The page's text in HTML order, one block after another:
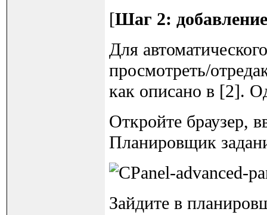
[Шаг 2:
Для
просмотреть/
как описано в [2].
Откройте браузер,
Планировщик
Зайдите в